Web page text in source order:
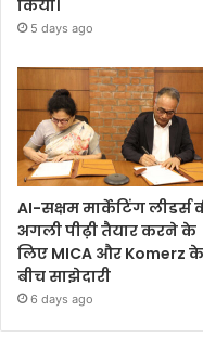
किया।
5 days ago
AI-सक्षम मार्केटिंग लीडर्स
अगली पीढ़ी तैयार करने के
लिए MICA और Komerz के
बीच साझेदारी
6 days ago